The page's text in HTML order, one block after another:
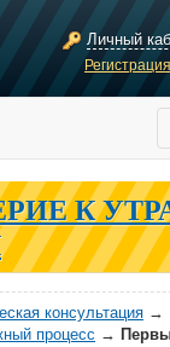
Личный
К
консультация →
процесс →